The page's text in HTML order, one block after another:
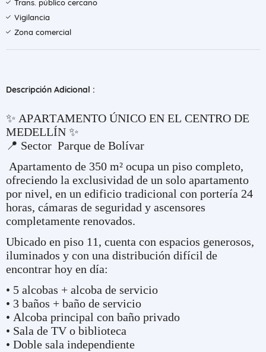
Trans. público cercano
Vigilancia
Zona comercial
Descripción Adicional :
✨ APARTAMENTO ÚNICO EN EL CENTRO DE
MEDELLÍN ✨
📍 Sector Parque de Bolívar
Apartamento de 350 m² ocupa un piso completo,
ofreciendo la exclusividad de un solo apartamento
por nivel, en un edificio tradicional con portería 24
horas, cámaras de seguridad y ascensores
completamente renovados.
Ubicado en piso 11, cuenta con espacios generosos,
iluminados y con una distribución difícil de
encontrar hoy en día:
• 5 alcobas + alcoba de servicio
• 3 baños + baño de servicio
• Alcoba principal con baño privado
• Sala de TV o biblioteca
• Doble sala independiente